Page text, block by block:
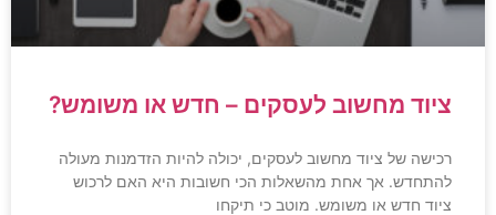
ציוד מחשוב לעסקים – חדש או משומש?
רכישה של ציוד מחשוב לעסקים, יכולה להיות הזדמנות מעולה
להתחדש. אך אחת מהשאלות הכי חשובות היא האם לרכוש
ציוד חדש או משומש. מוטב כי תיקחו